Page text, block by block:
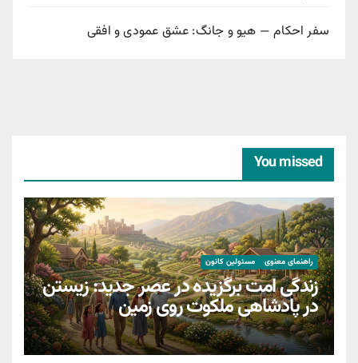
سفر احکام — هیو و جانگ: عشق عمودی و افقی
You missed
راهنمای معنوی مسئولین کانون
زندگی امت برگزیده در عصر جدید: زیستن
در پادشاهی ملکوت روی زمین